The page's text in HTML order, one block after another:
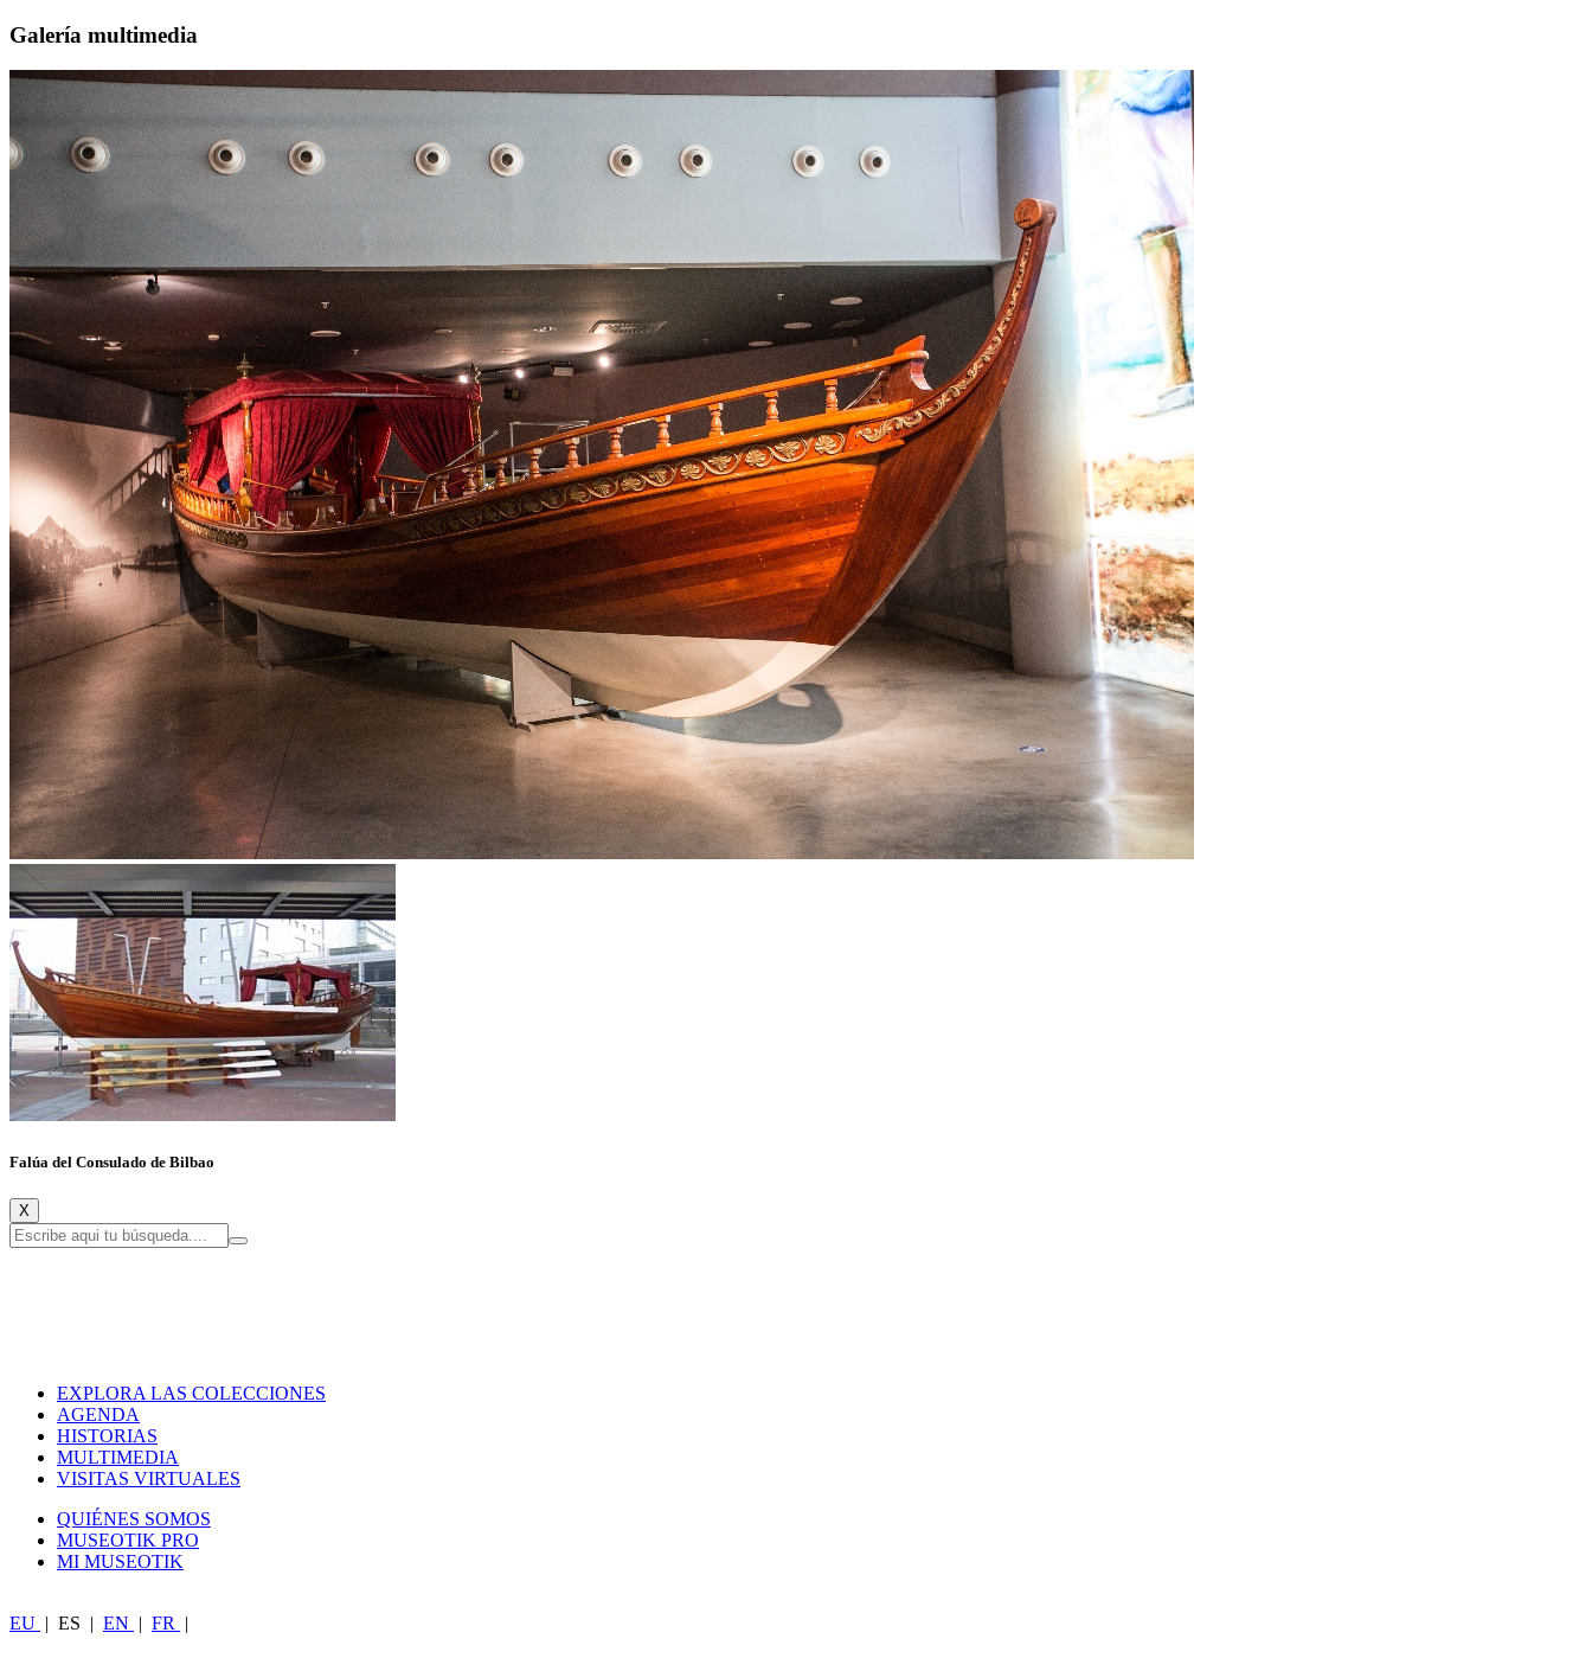
Galería multimedia
Falúa del Consulado de Bilbao
X
EXPLORA LAS COLECCIONES
AGENDA
HISTORIAS
MULTIMEDIA
VISITAS VIRTUALES
QUIÉNES SOMOS
MUSEOTIK PRO
MI MUSEOTIK
EU | ES | EN | FR |